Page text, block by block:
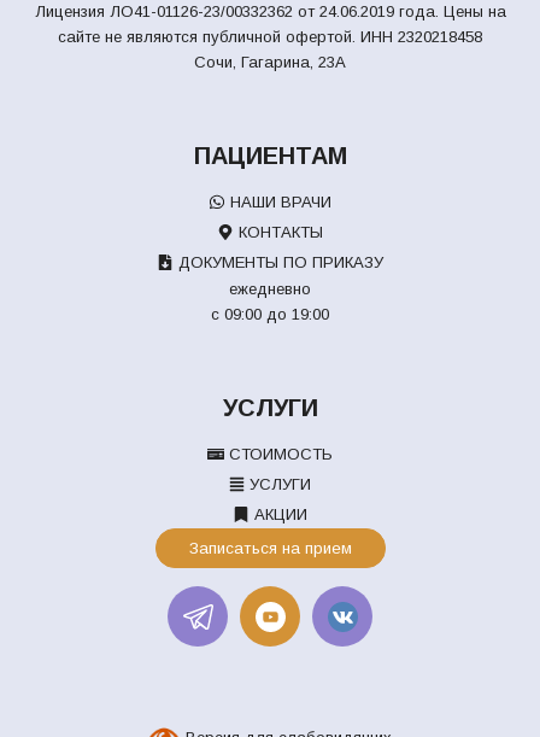
Лицензия ЛО41-01126-23/00332362 от 24.06.2019 года. Цены на
сайте не являются публичной офертой. ИНН 2320218458
Сочи, Гагарина, 23А
ПАЦИЕНТАМ
НАШИ ВРАЧИ
КОНТАКТЫ
ДОКУМЕНТЫ ПО ПРИКАЗУ
ежедневно
с 09:00 до 19:00
УСЛУГИ
СТОИМОСТЬ
УСЛУГИ
АКЦИИ
Записаться на прием